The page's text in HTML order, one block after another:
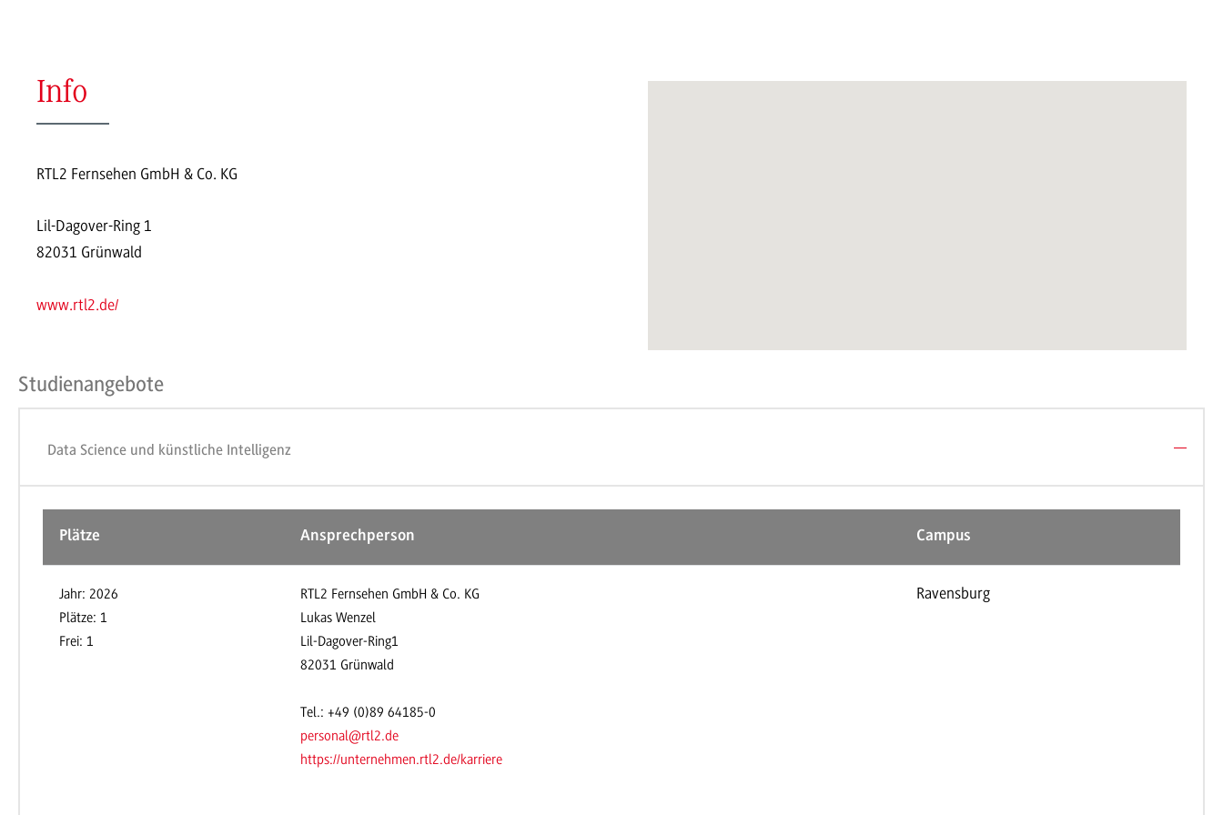
Info
RTL2 Fernsehen GmbH & Co. KG
Lil-Dagover-Ring 1
82031 Grünwald
www.rtl2.de/
Studienangebote
Data Science und künstliche Intelligenz
Plätze Ansprechperson Campus
Jahr: 2026
Plätze: 1
Frei: 1
RTL2 Fernsehen GmbH & Co. KG
Lukas Wenzel
Lil-Dagover-Ring1
82031 Grünwald
Tel.: +49 (0)89 64185-0
personal@rtl2.de
https://unternehmen.rtl2.de/karriere
Ravensburg